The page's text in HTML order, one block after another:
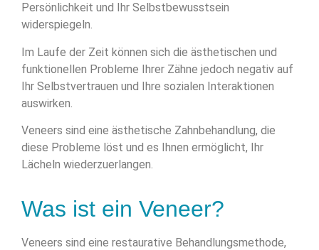
Persönlichkeit und Ihr Selbstbewusstsein
widerspiegeln.
Im Laufe der Zeit können sich die ästhetischen und
funktionellen Probleme Ihrer Zähne jedoch negativ auf
Ihr Selbstvertrauen und Ihre sozialen Interaktionen
auswirken.
Veneers sind eine ästhetische Zahnbehandlung, die
diese Probleme löst und es Ihnen ermöglicht, Ihr
Lächeln wiederzuerlangen.
Was ist ein Veneer?
Veneers sind eine restaurative Behandlungsmethode,